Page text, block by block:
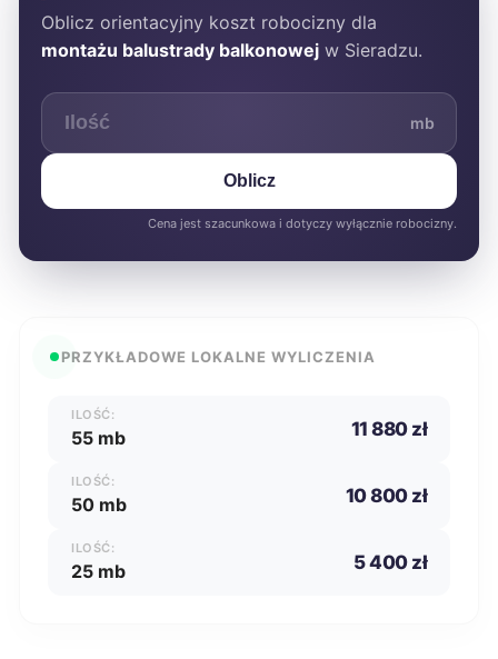
Oblicz orientacyjny koszt robocizny dla
montażu balustrady balkonowej w Sieradzu.
mb
Oblicz
Cena jest szacunkowa i dotyczy wyłącznie robocizny.
PRZYKŁADOWE LOKALNE WYLICZENIA
ILOŚĆ:
55 mb 11 880 zł
ILOŚĆ:
50 mb 10 800 zł
ILOŚĆ:
25 mb 5 400 zł